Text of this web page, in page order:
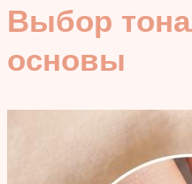
Выбор
основы